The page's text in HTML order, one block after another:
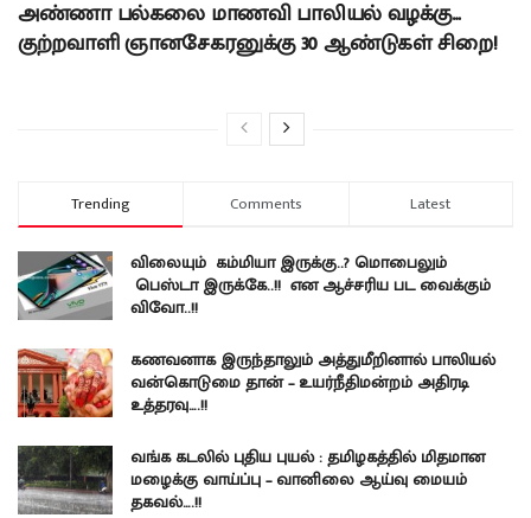
அண்ணா பல்கலை மாணவி பாலியல் வழக்கு…
குற்றவாளி ஞானசேகரனுக்கு 30 ஆண்டுகள் சிறை!
Trending Comments Latest
விலையும் கம்மியா இருக்கு..? மொபைலும்
பெஸ்டா இருக்கே..!! என ஆச்சரிய பட வைக்கும்
விவோ..!!
கணவனாக இருந்தாலும் அத்துமீறினால் பாலியல்
வன்கொடுமை தான் – உயர்நீதிமன்றம் அதிரடி
உத்தரவு….!!
வங்க கடலில் புதிய புயல் : தமிழகத்தில் மிதமான
மழைக்கு வாய்ப்பு – வானிலை ஆய்வு மையம்
தகவல்….!!